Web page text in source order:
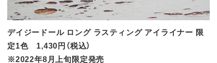
デイジードール ロング ラスティング アイライナー 限
定1色 1,430円（税込）
※2022年8月上旬限定発売